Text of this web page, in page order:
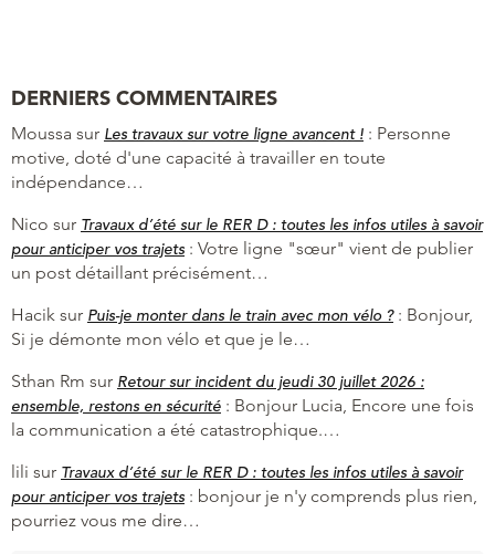
DERNIERS COMMENTAIRES
Moussa sur Les travaux sur votre ligne avancent ! : Personne
motive, doté d'une capacité à travailler en toute
indépendance…
Nico sur Travaux d’été sur le RER D : toutes les infos utiles à savoir
pour anticiper vos trajets : Votre ligne "sœur" vient de publier
un post détaillant précisément…
Hacik sur Puis-je monter dans le train avec mon vélo ?: Bonjour,
Si je démonte mon vélo et que je le…
Sthan Rm sur Retour sur incident du jeudi 30 juillet 2026 :
ensemble, restons en sécurité : Bonjour Lucia, Encore une fois
la communication a été catastrophique.…
lili sur Travaux d’été sur le RER D : toutes les infos utiles à savoir
pour anticiper vos trajets : bonjour je n'y comprends plus rien,
pourriez vous me dire…